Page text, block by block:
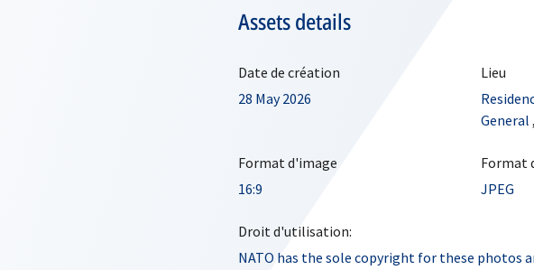
Assets details
Date de création
28 May 2026
Lieu
General ,
Format d'image
16:9
Format
JPEG
Droit d'utilisation:
NATO has the sole copyright for these photos